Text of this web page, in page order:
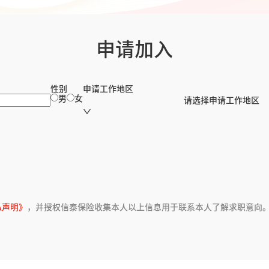
申请加入
性别
男
女
申请工作地区
请选择申请工作地区
明》 ，并授权信泰保险收集本人以上信息用于联系本人了解求职意向